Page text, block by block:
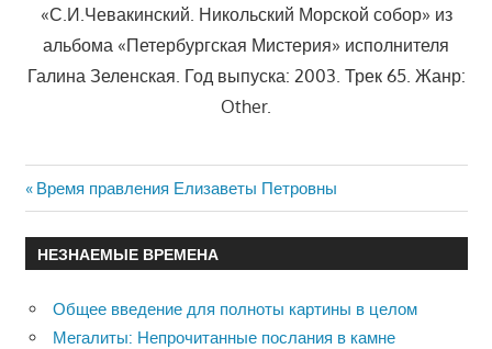
«С.И.Чевакинский. Никольский Морской собор» из
альбома «Петербургская Мистерия» исполнителя
Галина Зеленская. Год выпуска: 2003. Трек 65. Жанр:
Other.
Навигация
по
записям
Previous
Post:
Время правления Елизаветы Петровны
НЕЗНАЕМЫЕ ВРЕМЕНА
Общее введение для полноты картины в целом
Мегалиты: Непрочитанные послания в камне